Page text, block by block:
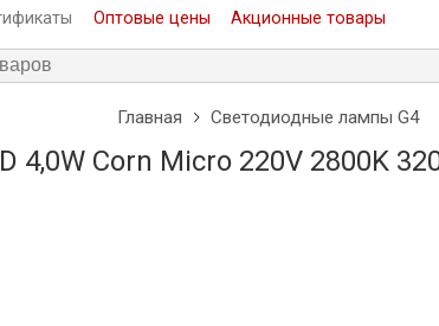
Оптовые цены Акционные товары
Главная Светодиодные лампы G4
Corn Micro 220V 2800K